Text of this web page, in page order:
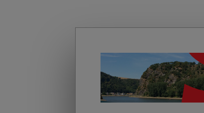
..